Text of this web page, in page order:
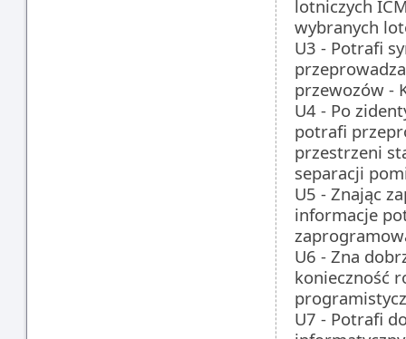
lotniczych
wybranych
U3 - Potrafi
przewozów -
U4 - Po
potrafi
przestrzeni
separacji
U5 - Znając
informacje
U6 - Zna
konieczność
U7 - Potrafi